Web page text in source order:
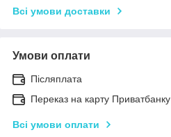
Всі умови доставки
Умови оплати
Післяплата
Переказ на карту Приватбанку
Всі умови оплати